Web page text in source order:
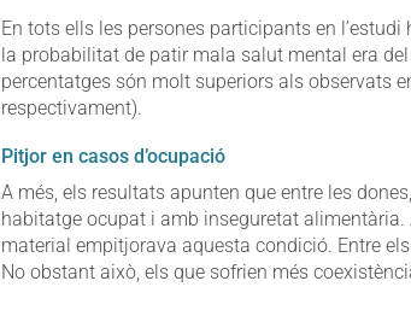
En tots ells les persones participants en
la probabilitat de patir mala salut mental era
percentatges són molt superiors als observats
respectivament).
Pitjor en casos d’ocupació
A més, els resultats apunten que entre les
habitatge ocupat i amb inseguretat
material empitjorava aquesta condició. Entre
No obstant això, els que sofrien més